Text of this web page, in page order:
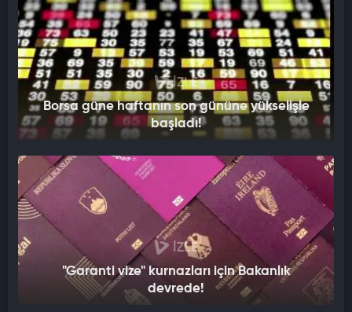
İZLE
Borsa güne haftanın son gününe yükselişle
başladı!
İZLE
"Garanti vize" kurnazları için Bakanlık
devrede!